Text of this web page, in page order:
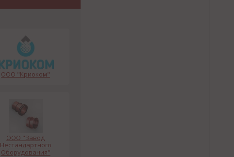
ООО "Криоком"
ООО "Завод
Нестандартного
Оборудования"